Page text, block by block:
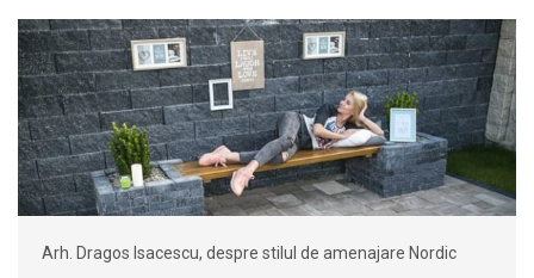
Arh. Dragos Isacescu, despre stilul de amenajare Nordic